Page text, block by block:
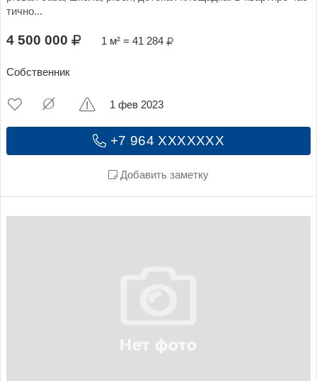
тично...
4 500 000 1 м² = 41 284
Собственник
+7 964 XXXXXXX
Добавить заметку
1 фев 2023